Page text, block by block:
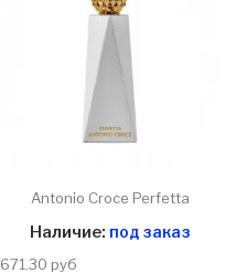
Antonio Croce Perfetta
Наличие: под заказ
671.30 руб